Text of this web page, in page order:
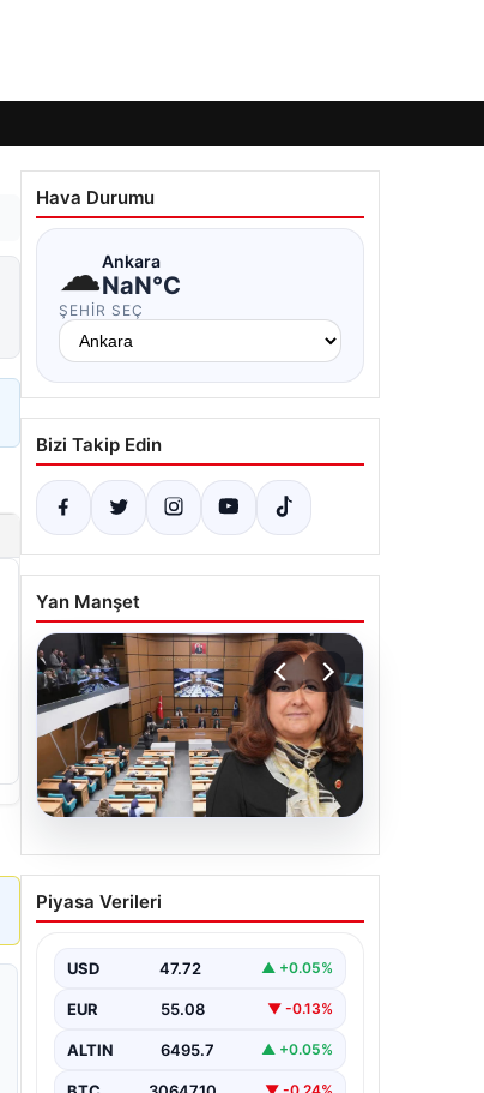
Hava Durumu
☁Ankara
NaN°C
ŞEHIR SEÇ
Bizi Takip Edin
Yan Manşet
Üsküdar Belediyesi’nde
başkanvekili Sibel Tan
Piyasa Verileri
USD 47.72 ▲ +0.05%
EUR 55.08 ▼ -0.13%
ALTIN 6495.7 ▲ +0.05%